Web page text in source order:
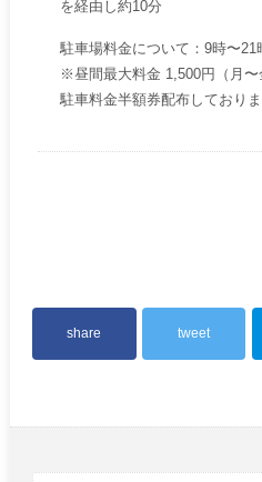
を経由し約10分
駐車場料金について：9時〜21
※昼間最大料金 1,500円（月〜
駐車料金半額券配布しておりま
share tweet